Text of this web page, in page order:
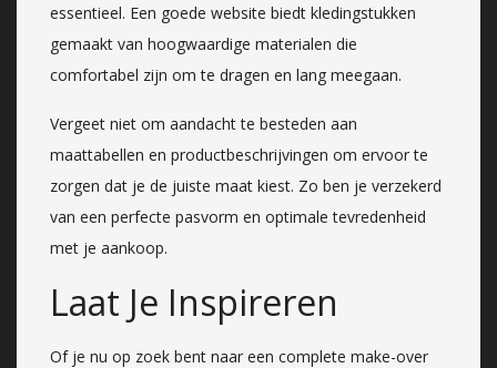
essentieel. Een goede website biedt kledingstukken
gemaakt van hoogwaardige materialen die
comfortabel zijn om te dragen en lang meegaan.
Vergeet niet om aandacht te besteden aan
maattabellen en productbeschrijvingen om ervoor te
zorgen dat je de juiste maat kiest. Zo ben je verzekerd
van een perfecte pasvorm en optimale tevredenheid
met je aankoop.
Laat Je Inspireren
Of je nu op zoek bent naar een complete make-over